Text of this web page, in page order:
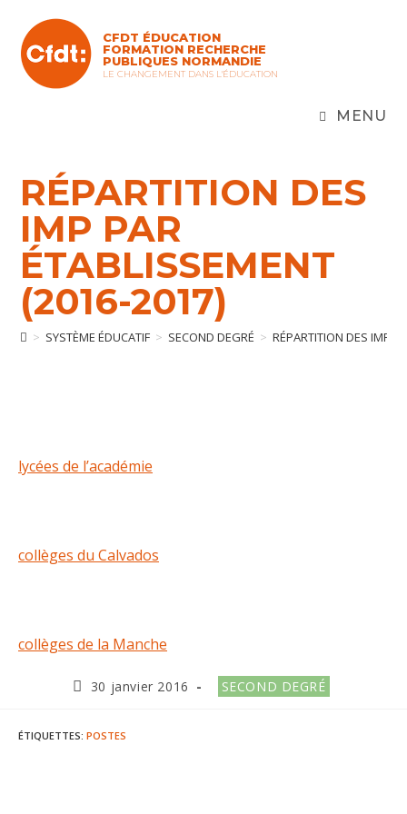
content
CFDT ÉDUCATION
FORMATION RECHERCHE
PUBLIQUES NORMANDIE
LE CHANGEMENT DANS L'ÉDUCATION
MENU
RÉPARTITION DES
IMP PAR
ÉTABLISSEMENT
(2016-2017)
> SYSTÈME ÉDUCATIF > SECOND DEGRÉ > RÉPARTITION DES IMP
lycées de l’académie
collèges du Calvados
collèges de la Manche
Publication
30 janvier 2016
Post
category:
SECOND DEGRÉ
ÉTIQUETTES: POSTES